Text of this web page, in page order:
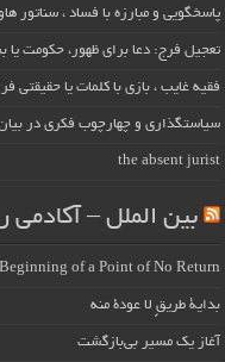
پاسخگویی و مبارزه با فساد ، سناتور
تعجیل فرج: دعا برای ظهور، حکومت یا
فقیه غایب ، بازی با کلمات یا حقیقتی
سیاستگذاری و چهارچوب فکری در
the absent jurist
بین الملل – آکادمی
of a Point of No Return
بداية طريقٍ لا عودة منه
آغاز یک مسیر بی‌بازگشت